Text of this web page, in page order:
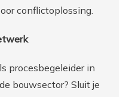
conflictoplossing.
procesbegeleider in
bouwsector? Sluit je